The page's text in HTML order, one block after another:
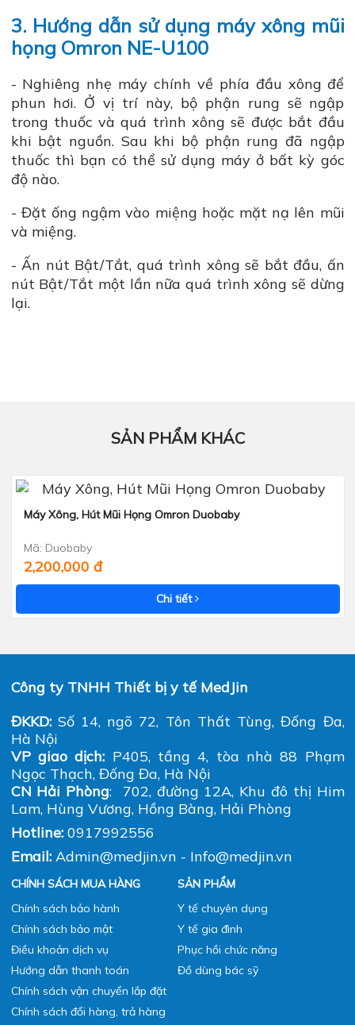
3. Hướng dẫn sử dụng máy xông mũi
họng Omron NE-U100
- Nghiêng nhẹ máy chính về phía đầu xông để
phun hơi. Ở vị trí này, bộ phận rung sẽ ngập
trong thuốc và quá trình xông sẽ được bắt đầu
khi bật nguồn. Sau khi bộ phận rung đã ngập
thuốc thì bạn có thể sử dụng máy ở bất kỳ góc
độ nào.
- Đặt ống ngậm vào miệng hoặc mặt nạ lên mũi
và miệng.
- Ấn nút Bật/Tắt, quá trình xông sẽ bắt đầu, ấn
nút Bật/Tắt một lần nữa quá trình xông sẽ dừng
lại.
SẢN PHẨM KHÁC
Xem nhanh
Máy Xông, Hút Mũi Họng Omron Duobaby
Mã: Duobaby
2,200,000 đ
Chi tiết
Công ty TNHH Thiết bị y tế MedJin
ĐKKD: Số 14, ngõ 72, Tôn Thất Tùng, Đống Đa,
Hà Nội
VP giao dịch: P405, tầng 4, tòa nhà 88 Phạm
Ngọc Thạch, Đống Đa, Hà Nội
CN Hải Phòng: 702, đường 12A, Khu đô thị Him
Lam, Hùng Vương, Hồng Bàng, Hải Phòng
Hotline: 0917992556
Email: Admin@medjin.vn - Info@medjin.vn
CHÍNH SÁCH MUA HÀNG
Chính sách bảo hành
Chính sách bảo mật
Điều khoản dịch vụ
Hướng dẫn thanh toán
Chính sách vận chuyển lắp đặt
Chính sách đổi hàng, trả hàng
SẢN PHẨM
Y tế chuyên dụng
Y tế gia đình
Phục hồi chức năng
Đồ dùng bác sỹ